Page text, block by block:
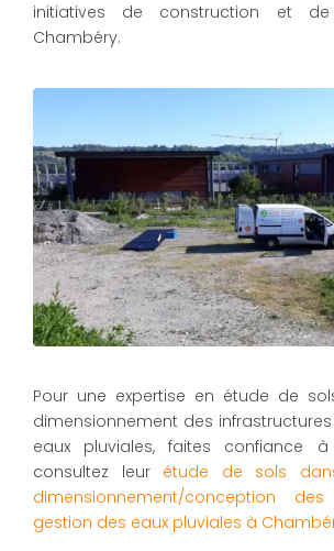
initiatives de construction et
Chambéry.
Pour une expertise en étude de
dimensionnement des
eaux pluviales, faites confiance à
consultez leur étude de sols
dimensionnement/conception
gestion des eaux pluviales à